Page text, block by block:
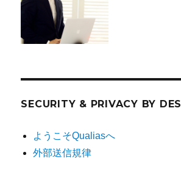
SECURITY & PRIVACY BY
ようこそQualiasへ
外部送信規律